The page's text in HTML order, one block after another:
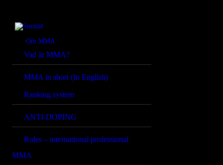
Om MMA
Vad är MMA?
MMA in short (In English)
Ranking system
ANTI-DOPING
Rules – international professional
MMA
NYHETER
REGELVERK
KOMMANDE
EVENEMANG
FÖRBUNDET